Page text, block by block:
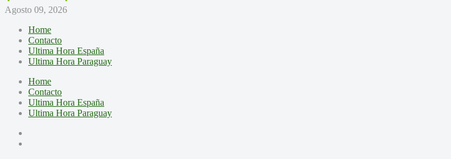
Agosto 09, 2026
Home
Contacto
Ultima Hora España
Ultima Hora Paraguay
Home
Contacto
Ultima Hora España
Ultima Hora Paraguay